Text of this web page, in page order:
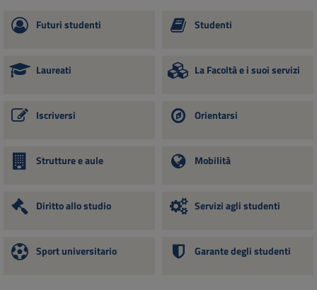
Futuri studenti Studenti
Laureati La Facoltà e i suoi servizi
Iscriversi Orientarsi
Strutture e aule Mobilità
Diritto allo studio Servizi agli studenti
Sport universitario Garante degli studenti